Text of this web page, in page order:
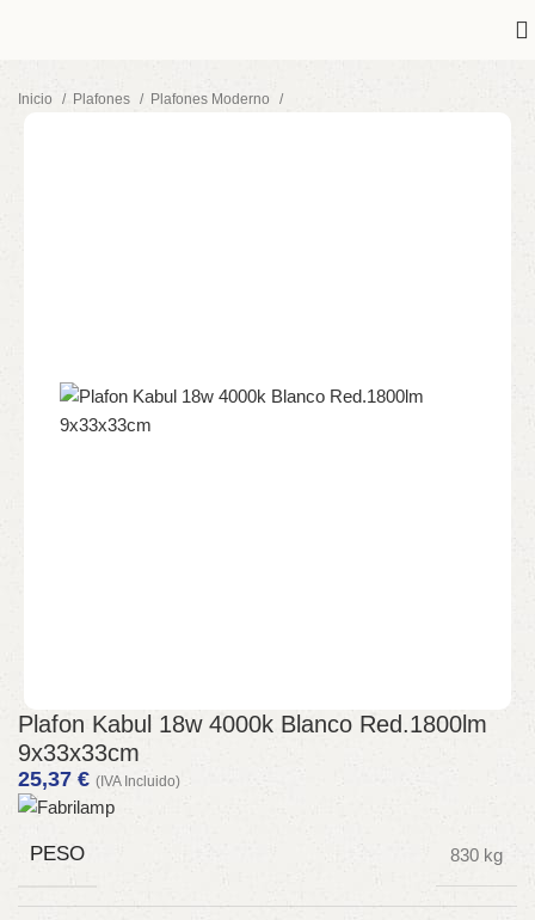
Inicio Plafones Plafones Moderno
Plafon Kabul 18w 4000k Blanco Red.1800lm
9x33x33cm
25,37 € (IVA Incluido)
PESO 830 kg